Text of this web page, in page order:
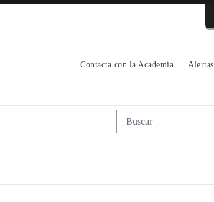
Contacta con la Academia Alertas
Búsqueda web